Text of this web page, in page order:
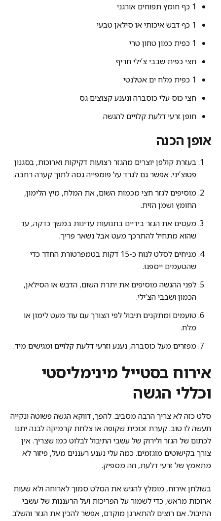
1 כף חומץ תפוחים אורגני
1 כף דבש איכותי או סילאן טבעי
1 כפית כמון טחון טרי
חצי כפית שבבי צ’ילי חריף
1 כפית מלח ים אטלנטי
חצי כוס עלי כוסברה ונענע קצוצים גס
חופן זרעי דלעת קלויים להגשה
אופן הכנה
בעזרת קולפן יוצרים מהגזר רצועות דקיקות וארוכות, בסגנון
פטוצ’יני. אפשר גם לגרד על פומפייה גסה לתוך קערה רחבה.
מוסיפים לגזר חצי מכמות השום, את המלח, מיץ הלימון,
החומץ ושמן הזית.
מעסים את הגזר בידיים בתנועות עדינות במשך כדקה, עד
שהוא מתחיל להתרכך מעט אבל נשאר פריך.
מניחים לסלט לנוח כ-15 דקות בטמפרטורת החדר כדי
שהטעמים ייספגו.
לפני ההגשה מוסיפים את יתרת השום, הדבש או הסילאן,
הכמון ושבבי הצ’ילי.
טועמים ומתקנים תיבול לפי הצורך עם עוד מעט לימון או
מלח.
מפזרים מעל כוסברה, נענע וזרעי דלעת קלויים ומגישים מיד.
אירוח בסטייל מינימליסטי
וכללי הגשה
סלט כזה לא צריך הרבה מסביב. להפך, דווקא הגשה פשוטה ונקייה
תעשה לו טוב. קערת זכוכית שקופה או צלחת קרמיקה לבנה יתנו
לכתום של הגזר ולירוק של עשבי התיבול לבלוט כמו שצריך. אין
צורך בקישוטים מוגזמים. כמה עלי נענע רעננים מעל, פיזור לא
מתאמץ של זרעי דלעת, וזה מספיק.
בשולחן אירוח, מומלץ להגיש את הסלט סמוך לארוחה ולא שעות
ארוכות מראש, כדי לשמור על הפריכות ועל הרעננות של עשבי
התיבול. אם רוצים להתארגן מוקדם, אפשר להכין את הגזר והשלב